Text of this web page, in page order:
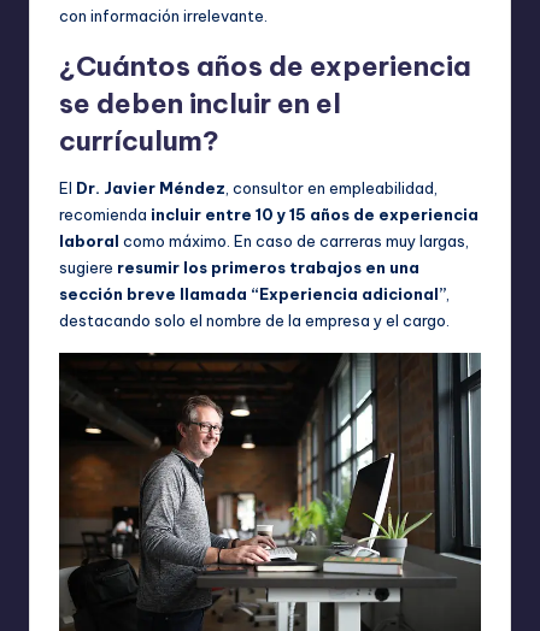
con información irrelevante.
¿Cuántos años de experiencia
se deben incluir en el
currículum?
El Dr. Javier Méndez , consultor en empleabilidad,
recomienda incluir entre 10 y 15 años de experiencia
laboral como máximo. En caso de carreras muy largas,
sugiere resumir los primeros trabajos en una
sección breve llamada “Experiencia adicional”
destacando solo el nombre de la empresa y el cargo.